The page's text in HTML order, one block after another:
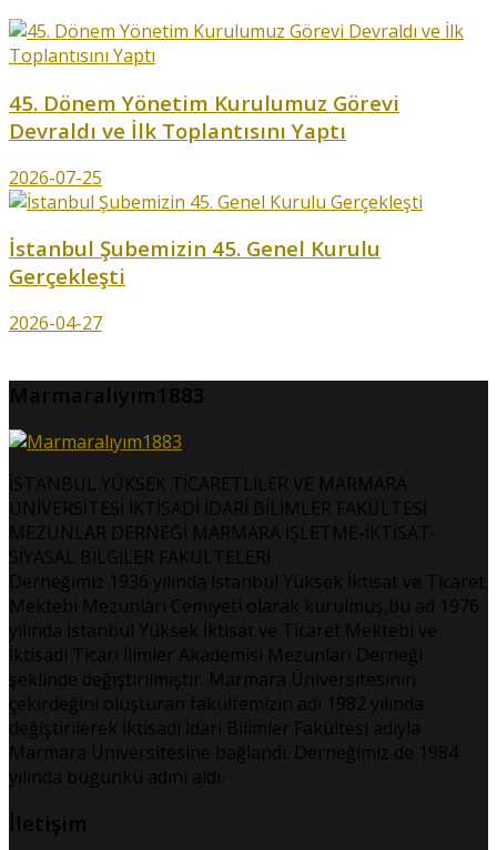
45. Dönem Yönetim Kurulumuz Görevi
Devraldı ve İlk Toplantısını Yaptı
2026-07-25
İstanbul Şubemizin 45. Genel Kurulu
Gerçekleşti
2026-04-27
Marmaralıyım1883
İSTANBUL YÜKSEK TİCARETLİLER VE MARMARA
ÜNİVERSİTESİ İKTİSADİ İDARİ BİLİMLER FAKÜLTESİ
MEZUNLAR DERNEĞİ MARMARA İŞLETME-İKTİSAT-
SİYASAL BİLGİLER FAKÜLTELERİ
Derneğimiz 1936 yılında İstanbul Yüksek İktisat ve Ticaret
Mektebi Mezunları Cemiyeti olarak kurulmuş,bu ad 1976
yılında İstanbul Yüksek İktisat ve Ticaret Mektebi ve
İktisadi Ticari İlimler Akademisi Mezunları Derneği
şeklinde değiştirilmiştir. Marmara Üniversitesinin
çekirdeğini oluşturan fakültemizin adı 1982 yılında
değiştirilerek İktisadi İdari Bilimler Fakültesi adıyla
Marmara Üniversitesine bağlandı. Derneğimiz de 1984
yılında bugünkü adını aldı.
İletişim